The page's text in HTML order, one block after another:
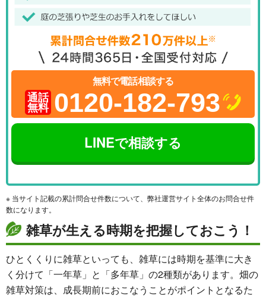
無料で電話相談する
通話
無料 0120-182-793
LINEで相談する
※ 当サイト記載の累計問合せ件数について、弊社運営サイト全体のお問合せ件
数になります。
雑草が生える時期を把握しておこう！
ひとくくりに雑草といっても、雑草には時期を基準に大き
く分けて「一年草」と「多年草」の2種類があります。畑の
雑草対策は、成長期前におこなうことがポイントとなるた